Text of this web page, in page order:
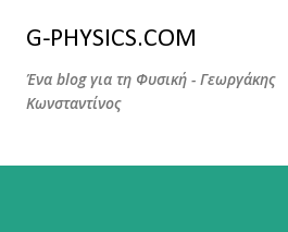
Μετάβαση στο κύριο
G-PHYSICS.COM
Ένα blog για τη Φυσική - Γεωργάκης
Κωνσταντίνος